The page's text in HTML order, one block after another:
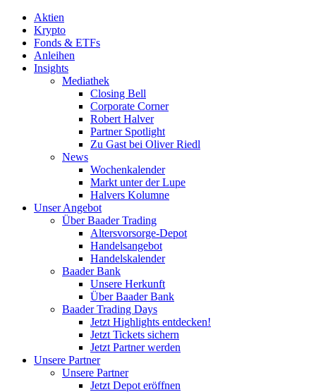
Aktien
Krypto
Fonds & ETFs
Anleihen
Insights
Mediathek
Closing Bell
Corporate Corner
Robert Halver
Partner Spotlight
Zu Gast bei Oliver Riedl
News
Wochenkalender
Markt unter der Lupe
Halvers Kolumne
Unser Angebot
Über Baader Trading
Altersvorsorge-Depot
Handelsangebot
Handelskalender
Baader Bank
Unsere Herkunft
Über Baader Bank
Baader Trading Days
Jetzt Highlights entdecken!
Jetzt Tickets sichern
Jetzt Partner werden
Unsere Partner
Unsere Partner
Jetzt Depot eröffnen